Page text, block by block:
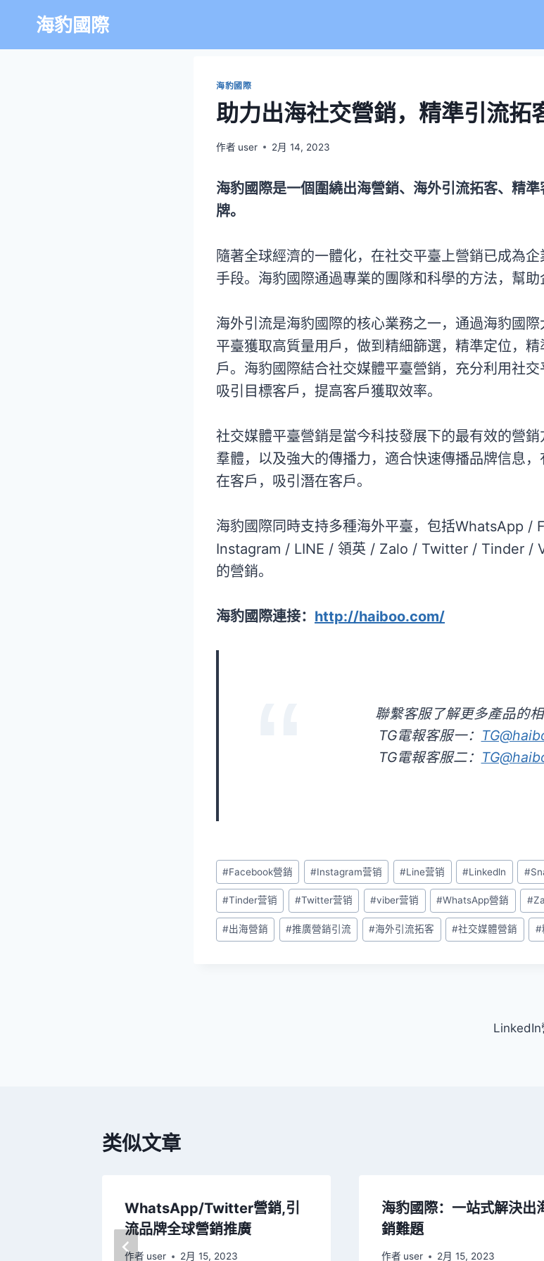
海豹國際
海豹國際
助力出海社交營銷，精準引流拓
作者 user 2月 14, 2023
海豹國際是一個圍繞出海營銷、海外引流拓客、精
牌。
隨著全球經濟的一體化，在社交平臺上營銷已成為
手段。海豹國際通過專業的團隊和科學的方法，幫助
海外引流是海豹國際的核心業務之一，通過海豹國
平臺獲取高質量用戶，做到精細篩選，精準定位，
戶。海豹國際結合社交媒體平臺營銷，充分利用社交
吸引目標客戶，提高客戶獲取效率。
社交媒體平臺營銷是當今科技發展下的最有效的營
羣體，以及強大的傳播力，適合快速傳播品牌信息
在客戶，吸引潛在客戶。
海豹國際同時支持多種海外平臺，包括WhatsApp /
Instagram / LINE / 領英 / Zalo / Twitter / Tinder /
的營銷。
海豹國際連接： http://haiboo.com/
聯繫客服了解更多產品的
TG電報客服一：
TG電報客服二：
#Facebook營銷 #Instagram营销 #Line营销 #Linkedln #
#Tinder营销 #Twitter营销 #viber营销 #WhatsApp營銷 #
#出海營銷 #推廣營銷引流 #海外引流拓客 #社交媒體營銷 #
LinkedIn
类似文章
WhatsApp/Twitter營銷,引
流品牌全球營銷推廣
作者 user 2月 15, 2023
海豹國際：一站式解決出
銷難題
作者 user 2月 15, 2023